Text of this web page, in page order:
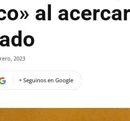
al
2023
+ Seguinos en Google